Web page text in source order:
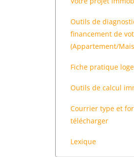
Outils de
financement de
(Appartement/
Fiche pratique
Outils de calcul
Courrier type et
télécharger
Lexique